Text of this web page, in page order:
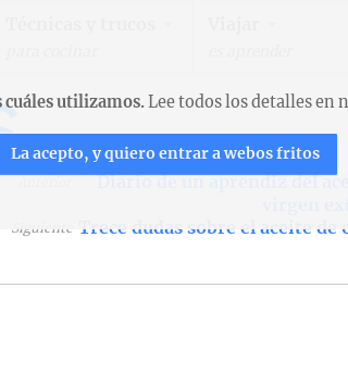
Diario de un aprendiz del
Siguiente Trece dudas sobre el aceite
cuáles utilizamos.Lee todos los detalles en
La acepto, y quiero entrar a webos fritos